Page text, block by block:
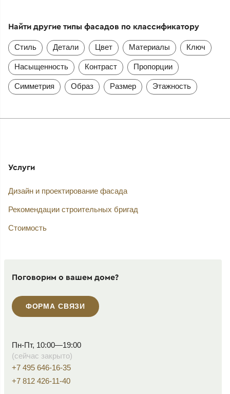
Найти другие типы фасадов по классификатору
Стиль Детали Цвет Материалы Ключ
Насыщенность Контраст Пропорции
Симметрия Образ Размер Этажность
Услуги
Дизайн и проектирование фасада
Рекомендации строительных бригад
Стоимость
Поговорим о вашем доме?
ФОРМА СВЯЗИ
Пн-Пт, 10:00—19:00
(сейчас закрыто)
+7 495 646-16-35
+7 812 426-11-40